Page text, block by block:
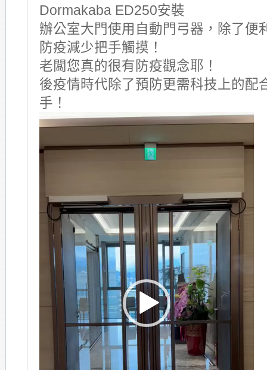
Dormakaba ED250安裝
辦公室大門使用自動門弓器，除了便
防疫減少把手觸摸！
老闆您真的很有防疫觀念耶！
後疫情時代除了預防更需科技上的配
手！
Video